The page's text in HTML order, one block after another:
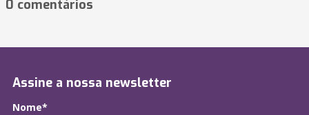
0 comentários
Assine a nossa newsletter
Nome*